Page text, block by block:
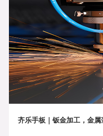
齐乐手板｜钣金加工，金属